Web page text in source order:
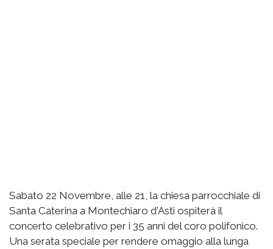
Sabato 22 Novembre, alle 21, la chiesa parrocchiale di
Santa Caterina a Montechiaro d'Asti ospiterà il
concerto celebrativo per i 35 anni del coro polifonico.
Una serata speciale per rendere omaggio alla lunga